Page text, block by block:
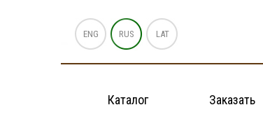
ENG RUS LAT
Каталог Заказать